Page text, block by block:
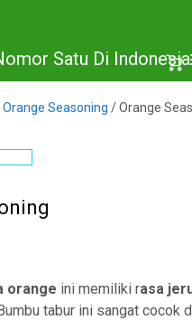
Satu Di Indonesia
Orange Seasoning / Orange
orange ini memiliki rasa
tabur ini sangat cocok